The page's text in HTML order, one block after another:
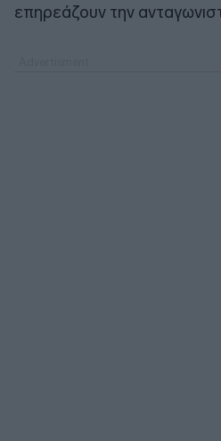
επηρεάζουν την